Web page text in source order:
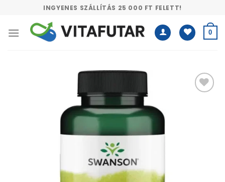
content
INGYENES SZÁLLÍTÁS 25 000 FT FELETT!
0